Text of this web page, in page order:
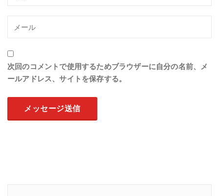
次回のコメントで使用するためブラウザーに自分の名前、メ
ールアドレス、サイトを保存する。